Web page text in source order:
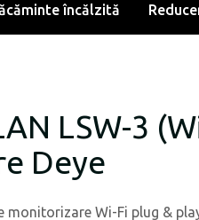
încălzită
LSW-3
Deye
monitorizare Wi-Fi plug &